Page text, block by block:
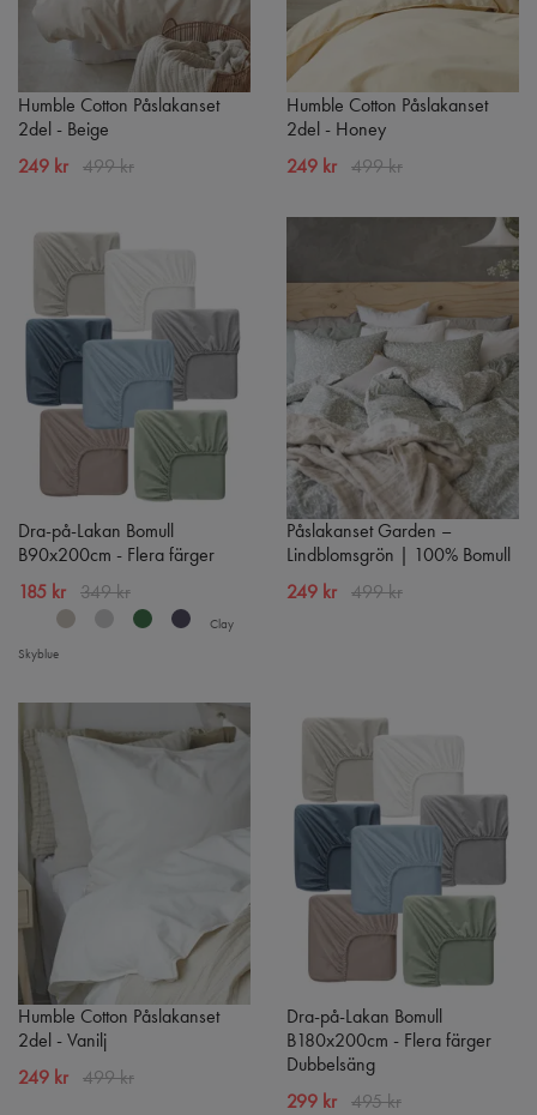
Humble Cotton Påslakanset
2del - Beige
249 kr 499 kr
Humble Cotton Påslakanset
2del - Honey
249 kr 499 kr
Dra-på-Lakan Bomull
B90x200cm - Flera färger
185 kr 349 kr
Clay
Skyblue
Påslakanset Garden –
Lindblomsgrön | 100% Bomull
249 kr 499 kr
Humble Cotton Påslakanset
2del - Vanilj
249 kr 499 kr
Dra-på-Lakan Bomull
B180x200cm - Flera färger
Dubbelsäng
299 kr 495 kr